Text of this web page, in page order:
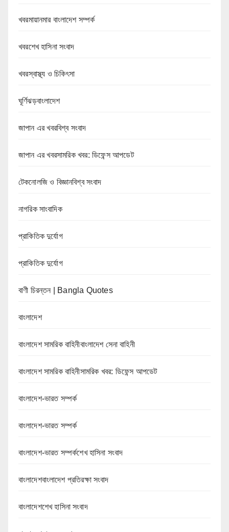
খবরমায়ানমার বাংলাদেশ সম্পর্ক
খবরশেখ হাসিনা সংবাদ
খবরস্বাস্থ্য ও চিকিৎসা
ঘূর্ণিঝড়বাংলাদেশ
জাপান এর খবরবিশ্ব সংবাদ
জাপান এর খবরসামরিক খবর: ডিফেন্স আপডেট
টেকনোলজি ও বিজ্ঞানবিশ্ব সংবাদ
নাগরিক সাংবাদিক
প্রাকিতিক দুর্যোগ
প্রাকিতিক দুর্যোগ
বাণী চিরন্তন | Bangla Quotes
বাংলাদেশ
বাংলাদেশ সামরিক বাহিনীবাংলাদেশ সেনা বাহিনী
বাংলাদেশ সামরিক বাহিনীসামরিক খবর: ডিফেন্স আপডেট
বাংলাদেশ-ভারত সম্পর্ক
বাংলাদেশ-ভারত সম্পর্ক
বাংলাদেশ-ভারত সম্পর্কশেখ হাসিনা সংবাদ
বাংলাদেশবাংলাদেশ প্রতিরক্ষা সংবাদ
বাংলাদেশশেখ হাসিনা সংবাদ